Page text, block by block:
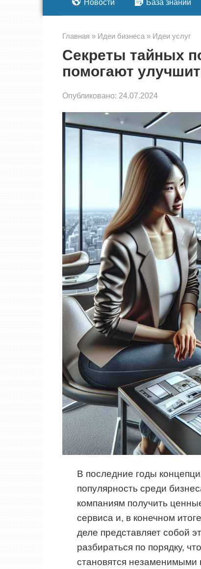
Новости База знаний
Главная » Идеи бизнеса » Идеи услуг
Секреты тайных
помогают
Опубликовано: 24.07.2024
В последние годы
популярность среди
компаниям получить
сервиса и, в конечном
деле представляет собой
разбираться по порядку,
становятся